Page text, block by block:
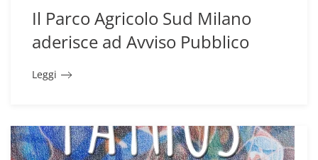
Il Parco Agricolo Sud Milano
aderisce ad Avviso Pubblico
Leggi